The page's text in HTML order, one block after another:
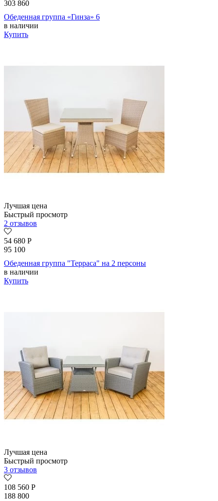
303 860
Обеденная группа «Гинза» 6
в наличии
Купить
Лучшая цена
Быстрый просмотр
2 отзывов
54 680 Р
95 100
Обеденная группа "Терраса" на 2 персоны
в наличии
Купить
Лучшая цена
Быстрый просмотр
3 отзывов
108 560 Р
188 800